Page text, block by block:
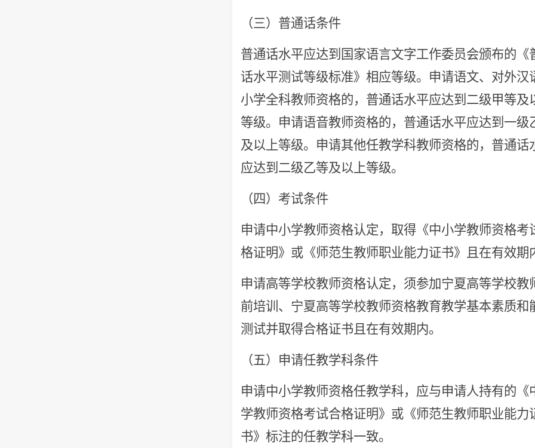
（三）普通话条件
普通话水平应达到国家语言文字工作委员会颁布的《
话水平测试等级标准》相应等级。申请语文、对外汉
小学全科教师资格的，普通话水平应达到二级甲等及
等级。申请语音教师资格的，普通话水平应达到一级
及以上等级。申请其他任教学科教师资格的，普通话
应达到二级乙等及以上等级。
（四）考试条件
申请中小学教师资格认定，取得《中小学教师资格考
格证明》或《师范生教师职业能力证书》且在有效期
申请高等学校教师资格认定，须参加宁夏高等学校教
前培训、宁夏高等学校教师资格教育教学基本素质和
测试并取得合格证书且在有效期内。
（五）申请任教学科条件
申请中小学教师资格任教学科，应与申请人持有的《
学教师资格考试合格证明》或《师范生教师职业能力
书》标注的任教学科一致。